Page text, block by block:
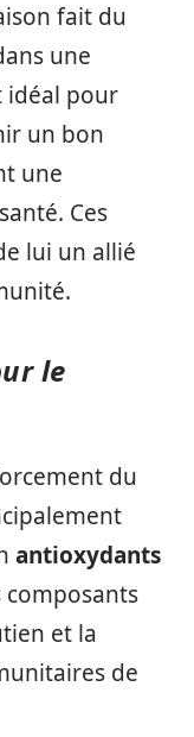
fait du
une
idéal pour
un bon
une
Ces
lui un allié
le
du
antioxydants
composants
et la
de